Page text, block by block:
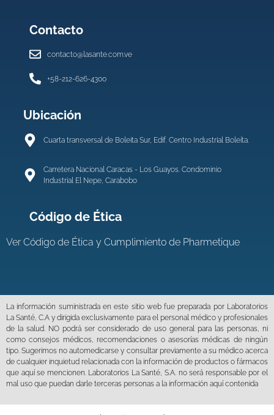
Contacto
contacto@lasante.com.ve
+58-212-626-4300
Ubicación
Cuarta transversal de Boleita Sur, Edif. Centro Industrial Boleíta.
Carretera Nacional Caracas - Los Guayos. Condominio
Industrial El Nepe, Carabobo
Código de Ética
VerCódigo de Ética y Cumplimiento de Pharmetique
La información suministrada en este sitio web fue preparada por Laboratorios
La Santé, C.A y dirigida exclusivamente para el personal médico y profesionales
de la salud. NO podrá ser considerado de uso general para las personas, ni
como consejos médicos, recomendaciones o asesorías médicas de ningún
tipo. Sugerimos no automedicarse y consultar previamente a su médico acerca
de cualquier inquietud relacionada con la información de productos o fármacos
que aquí se mencionen. Laboratorios La Santé, S.A. no será responsable por el
mal uso que puedan darle terceras personas a la información aquí contenida